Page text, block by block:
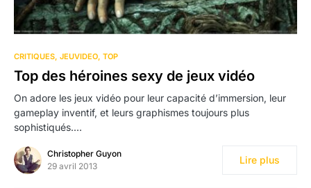
CRITIQUES JEUVIDEO TOP
Top des héroines sexy de jeux vidéo
On adore les jeux vidéo pour leur capacité d’immersion, leur
gameplay inventif, et leurs graphismes toujours plus
sophistiqués.…
Christopher Guyon
29 avril 2013
Lire plus